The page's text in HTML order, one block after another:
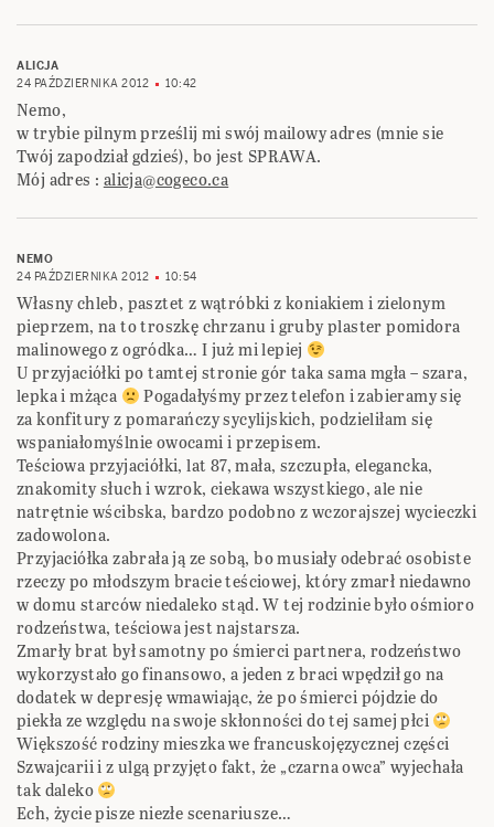
ALICJA
24 PAŹDZIERNIKA 2012
10:42
Nemo,
w trybie pilnym prześlij mi swój mailowy adres (mnie sie
Twój zapodział gdzieś), bo jest SPRAWA.
Mój adres : alicja@cogeco.ca
NEMO
24 PAŹDZIERNIKA 2012
10:54
Własny chleb, pasztet z wątróbki z koniakiem i zielonym
pieprzem, na to troszkę chrzanu i gruby plaster pomidora
malinowego z ogródka… I już mi lepiej
U przyjaciółki po tamtej stronie gór taka sama mgła – szara,
lepka i mżąca
Pogadałyśmy przez telefon i zabieramy się
za konfitury z pomarańczy sycylijskich, podzieliłam się
wspaniałomyślnie owocami i przepisem.
Teściowa przyjaciółki, lat 87, mała, szczupła, elegancka,
znakomity słuch i wzrok, ciekawa wszystkiego, ale nie
natrętnie wścibska, bardzo podobno z wczorajszej wycieczki
zadowolona.
Przyjaciółka zabrała ją ze sobą, bo musiały odebrać osobiste
rzeczy po młodszym bracie teściowej, który zmarł niedawno
w domu starców niedaleko stąd. W tej rodzinie było ośmioro
rodzeństwa, teściowa jest najstarsza.
Zmarły brat był samotny po śmierci partnera, rodzeństwo
wykorzystało go finansowo, a jeden z braci wpędził go na
dodatek w depresję wmawiając, że po śmierci pójdzie do
piekła ze względu na swoje skłonności do tej samej płci
Większość rodziny mieszka we francuskojęzycznej części
Szwajcarii i z ulgą przyjęto fakt, że „czarna owca” wyjechała
tak daleko
Ech, życie pisze niezłe scenariusze…